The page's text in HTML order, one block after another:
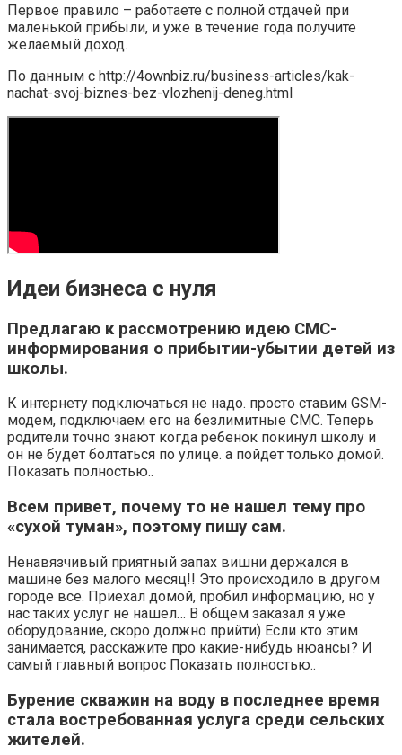
Первое правило – работаете с полной отдачей при
маленькой прибыли, и уже в течение года получите
желаемый доход.
По данным с http://4ownbiz.ru/business-articles/kak-
nachat-svoj-biznes-bez-vlozhenij-deneg.html
Идеи бизнеса с нуля
Предлагаю к рассмотрению идею СМС-
информирования о прибытии-убытии детей из
школы.
К интернету подключаться не надо. просто ставим GSM-
модем, подключаем его на безлимитные СМС. Теперь
родители точно знают когда ребенок покинул школу и
он не будет болтаться по улице. а пойдет только домой.
Показать полностью..
Всем привет, почему то не нашел тему про
«сухой туман», поэтому пишу сам.
Ненавязчивый приятный запах вишни держался в
машине без малого месяц!! Это происходило в другом
городе все. Приехал домой, пробил информацию, но у
нас таких услуг не нашел… В общем заказал я уже
оборудование, скоро должно прийти) Если кто этим
занимается, расскажите про какие-нибудь нюансы? И
самый главный вопрос Показать полностью..
Бурение скважин на воду в последнее время
стала востребованная услуга среди сельских
жителей.